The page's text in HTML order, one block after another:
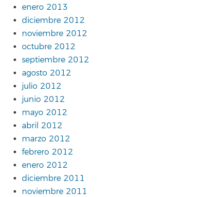
enero 2013
diciembre 2012
noviembre 2012
octubre 2012
septiembre 2012
agosto 2012
julio 2012
junio 2012
mayo 2012
abril 2012
marzo 2012
febrero 2012
enero 2012
diciembre 2011
noviembre 2011